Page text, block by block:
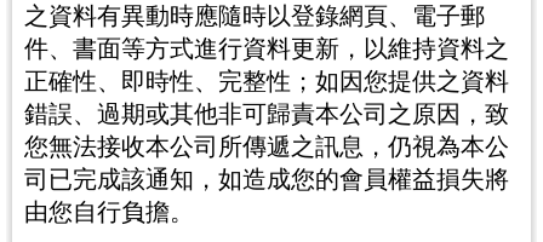
之資料有異動時應隨時以登錄網頁、電子郵
件、書面等方式進行資料更新，以維持資料之
正確性、即時性、完整性；如因您提供之資料
錯誤、過期或其他非可歸責本公司之原因，致
您無法接收本公司所傳遞之訊息，仍視為本公
司已完成該通知，如造成您的會員權益損失將
由您自行負擔。